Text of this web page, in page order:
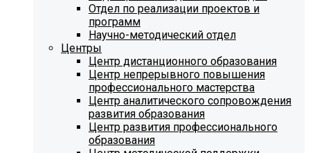
Отдел по реализации проектов и
программ
Научно-методический отдел
Центры
Центр дистанционного образования
Центр непрерывного повышения
профессионального мастерства
Центр аналитического сопровождения
развития образования
Центр развития профессионального
образования